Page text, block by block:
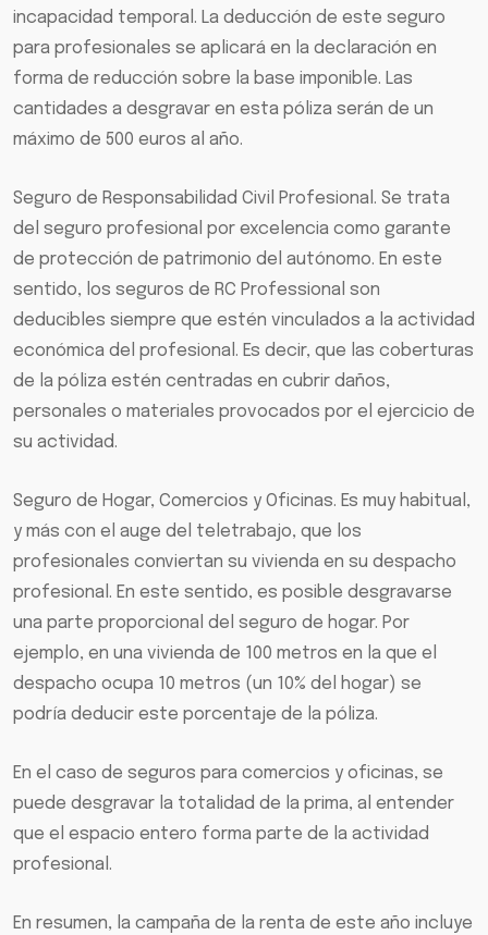
incapacidad temporal. La deducción de este seguro
para profesionales se aplicará en la declaración en
forma de reducción sobre la base imponible. Las
cantidades a desgravar en esta póliza serán de un
máximo de 500 euros al año.
Seguro de Responsabilidad Civil Profesional. Se trata
del seguro profesional por excelencia como garante
de protección de patrimonio del autónomo. En este
sentido, los seguros de RC Professional son
deducibles siempre que estén vinculados a la actividad
económica del profesional. Es decir, que las coberturas
de la póliza estén centradas en cubrir daños,
personales o materiales provocados por el ejercicio de
su actividad.
Seguro de Hogar, Comercios y Oficinas. Es muy habitual,
y más con el auge del teletrabajo, que los
profesionales conviertan su vivienda en su despacho
profesional. En este sentido, es posible desgravarse
una parte proporcional del seguro de hogar. Por
ejemplo, en una vivienda de 100 metros en la que el
despacho ocupa 10 metros (un 10% del hogar) se
podría deducir este porcentaje de la póliza.
En el caso de seguros para comercios y oficinas, se
puede desgravar la totalidad de la prima, al entender
que el espacio entero forma parte de la actividad
profesional.
En resumen, la campaña de la renta de este año incluye